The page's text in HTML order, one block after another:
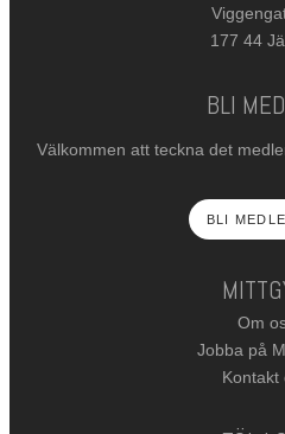
177 44
BLI
Välkommen att teckna det
BLI
Om
Jobba på
Kontakt